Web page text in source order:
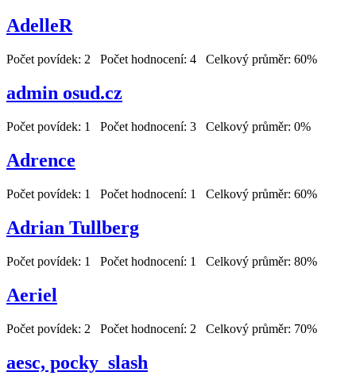
AdelleR
Počet povídek: 2 Počet hodnocení: 4 Celkový průměr: 60%
admin osud.cz
Počet povídek: 1 Počet hodnocení: 3 Celkový průměr: 0%
Adrence
Počet povídek: 1 Počet hodnocení: 1 Celkový průměr: 60%
Adrian Tullberg
Počet povídek: 1 Počet hodnocení: 1 Celkový průměr: 80%
Aeriel
Počet povídek: 2 Počet hodnocení: 2 Celkový průměr: 70%
aesc, pocky_slash